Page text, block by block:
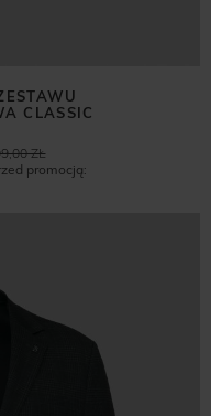
CLASSIC
ZŁ
promocją: